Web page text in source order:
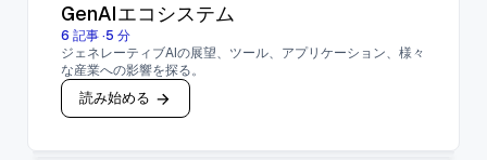
GenAIエコシステム
6 記事·5 分
ジェネレーティブAIの展望、ツール、アプリケーション、様々
な産業への影響を探る。
読み始める